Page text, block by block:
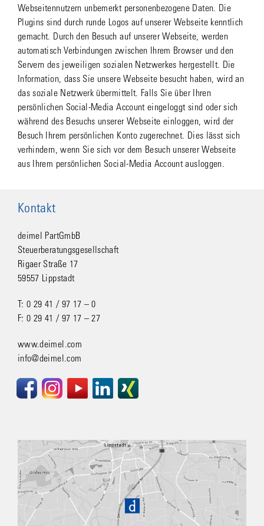
Webseitennutzern unbemerkt personenbezogene Daten. Die
Plugins sind durch runde Logos auf unserer Webseite kenntlich
gemacht. Durch den Besuch auf unserer Webseite, werden
automatisch Verbindungen zwischen Ihrem Browser und den
Servern des jeweiligen sozialen Netzwerkes hergestellt. Die
Information, dass Sie unsere Webseite besucht haben, wird an
das soziale Netzwerk übermittelt. Falls Sie über Ihren
persönlichen Social-Media Account eingeloggt sind oder sich
während des Besuchs unserer Webseite einloggen, wird der
Besuch Ihrem persönlichen Konto zugerechnet. Dies lässt sich
verhindern, wenn Sie sich vor dem Besuch unserer Webseite
aus Ihrem persönlichen Social-Media Account ausloggen.
Kontakt
deimel PartGmbB
Steuerberatungsgesellschaft
Rigaer Straße 17
59557 Lippstadt
T: 0 29 41 / 97 17 – 0
F: 0 29 41 / 97 17 – 27
www.deimel.com
info@deimel.com